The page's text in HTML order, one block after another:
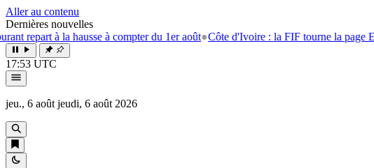
Aller au contenu
Dernières nouvelles
à la hausse à compter du 1er août●Côte d'Ivoire : la FIF tourne la page Emerse Faé
17:53 UTC
jeu., 6 août jeudi, 6 août 2026